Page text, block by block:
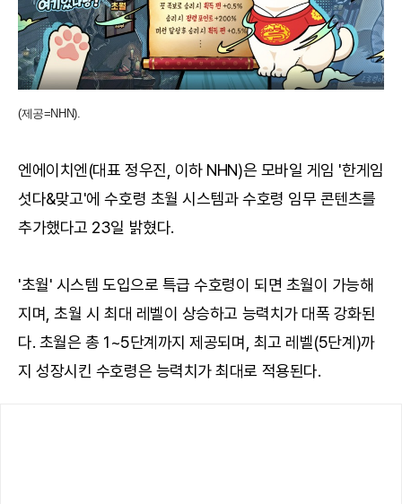
(제공=NHN).
엔에이치엔(대표 정우진, 이하 NHN)은 모바일 게임 '한게임
섯다&맞고'에 수호령 초월 시스템과 수호령 임무 콘텐츠를
추가했다고 23일 밝혔다.
'초월' 시스템 도입으로 특급 수호령이 되면 초월이 가능해
지며, 초월 시 최대 레벨이 상승하고 능력치가 대폭 강화된
다. 초월은 총 1~5단계까지 제공되며, 최고 레벨(5단계)까
지 성장시킨 수호령은 능력치가 최대로 적용된다.